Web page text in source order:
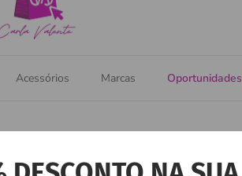
Acessórios Marcas Oportunidades